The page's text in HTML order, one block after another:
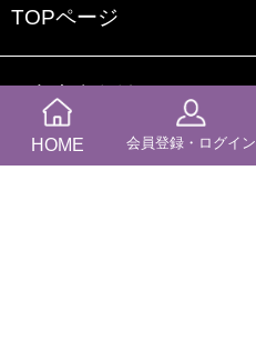
TOPページ
ふたきやとは
会社案内
HOME 会員登録・ログイン